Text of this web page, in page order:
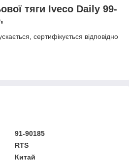
тяги Iveco Daily 99-
сертифікується відповідно
91-90185
RTS
Китай